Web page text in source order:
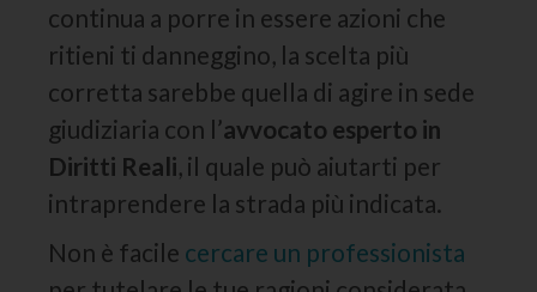
continua a porre in essere azioni che
ritieni ti danneggino, la scelta più
corretta sarebbe quella di agire in sede
giudiziaria con l’avvocato esperto in
Diritti Reali, il quale può aiutarti per
intraprendere la strada più indicata.
Non è facile cercare un professionista